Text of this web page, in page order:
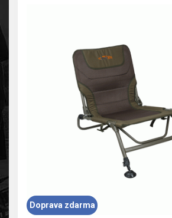
Doprava zdarma